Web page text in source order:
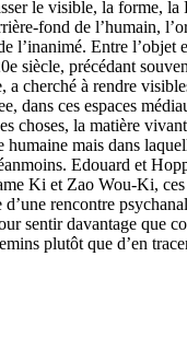
le visible, la forme, la
fond de l’humain,
l’inanimé. Entre l’objet
siècle, précédant
a cherché à rendre
dans ces espaces
choses, la matière
humaine mais dans
Edouard et
Ki et Zao Wou-Ki,
d’une rencontre
sentir davantage que
plutôt que d’en